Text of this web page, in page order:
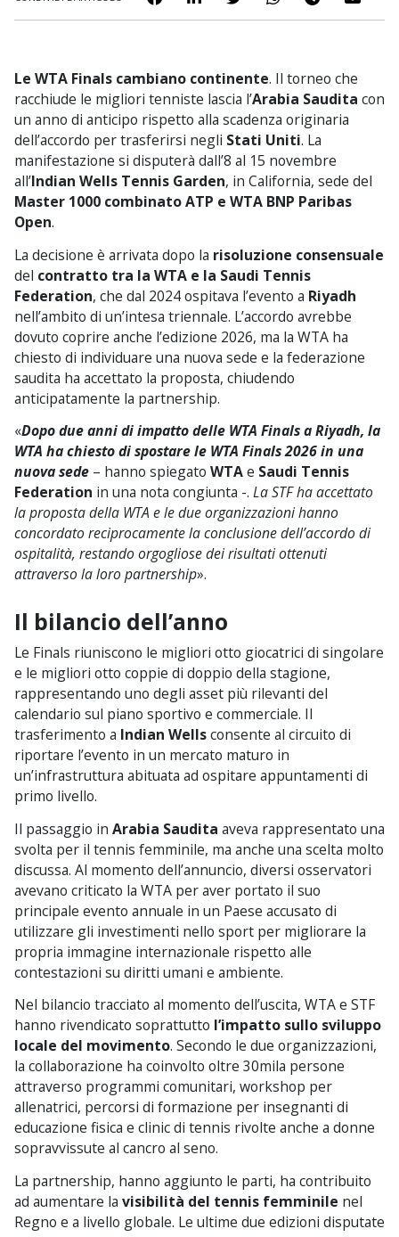
Le WTA Finals cambiano continente. Il torneo che
racchiude le migliori tenniste lascia l’Arabia Saudita con
un anno di anticipo rispetto alla scadenza originaria
dell’accordo per trasferirsi negli Stati Uniti. La
manifestazione si disputerà dall’8 al 15 novembre
all’Indian Wells Tennis Garden, in California, sede del
Master 1000 combinato ATP e WTA BNP Paribas
Open.
La decisione è arrivata dopo la risoluzione consensuale
del contratto tra la WTA e la Saudi Tennis
Federation, che dal 2024 ospitava l’evento a Riyadh
nell’ambito di un’intesa triennale. L’accordo avrebbe
dovuto coprire anche l’edizione 2026, ma la WTA ha
chiesto di individuare una nuova sede e la federazione
saudita ha accettato la proposta, chiudendo
anticipatamente la partnership.
«Dopo due anni di impatto delle WTA Finals a Riyadh, la
WTA ha chiesto di spostare le WTA Finals 2026 in una
nuova sede– hanno spiegato WTAe Saudi Tennis
Federation in una nota congiunta -. La STF ha accettato
la proposta della WTA e le due organizzazioni hanno
concordato reciprocamente la conclusione dell’accordo di
ospitalità, restando orgogliose dei risultati ottenuti
attraverso la loro partnership».
Il bilancio dell’anno
Le Finals riuniscono le migliori otto giocatrici di singolare
e le migliori otto coppie di doppio della stagione,
rappresentando uno degli asset più rilevanti del
calendario sul piano sportivo e commerciale. Il
trasferimento a Indian Wellsconsente al circuito di
riportare l’evento in un mercato maturo in
un’infrastruttura abituata ad ospitare appuntamenti di
primo livello.
Il passaggio in Arabia Saudita aveva rappresentato una
svolta per il tennis femminile, ma anche una scelta molto
discussa. Al momento dell’annuncio, diversi osservatori
avevano criticato la WTA per aver portato il suo
principale evento annuale in un Paese accusato di
utilizzare gli investimenti nello sport per migliorare la
propria immagine internazionale rispetto alle
contestazioni su diritti umani e ambiente.
Nel bilancio tracciato al momento dell’uscita, WTA e STF
hanno rivendicato soprattutto l’impatto sullo sviluppo
locale del movimento. Secondo le due organizzazioni,
la collaborazione ha coinvolto oltre 30mila persone
attraverso programmi comunitari, workshop per
allenatrici, percorsi di formazione per insegnanti di
educazione fisica e clinic di tennis rivolte anche a donne
sopravvissute al cancro al seno.
La partnership, hanno aggiunto le parti, ha contribuito
ad aumentare la visibilità del tennis femminile nel
Regno e a livello globale. Le ultime due edizioni disputate